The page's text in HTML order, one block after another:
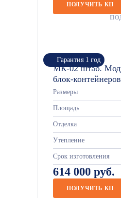
ПОЛУЧИТЬ КП
Гарантия 1 год
МК-02 штаб.
блок-контейнеров
Размеры
Площадь
Отделка
Утепление
Срок изготовления
614 000 руб.
ПОЛУЧИТЬ КП